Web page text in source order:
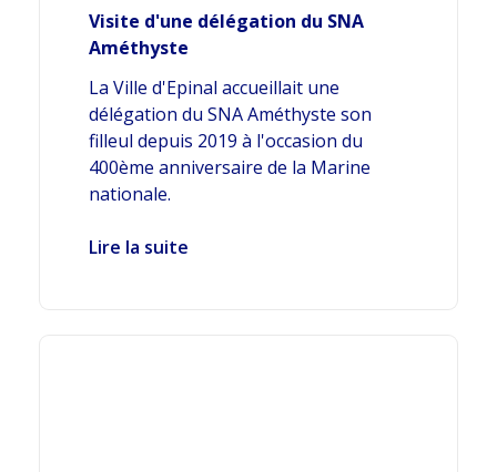
Visite d'une délégation du SNA
Améthyste
La Ville d'Epinal accueillait une
délégation du SNA Améthyste son
filleul depuis 2019 à l'occasion du
400ème anniversaire de la Marine
nationale.
Lire la suite